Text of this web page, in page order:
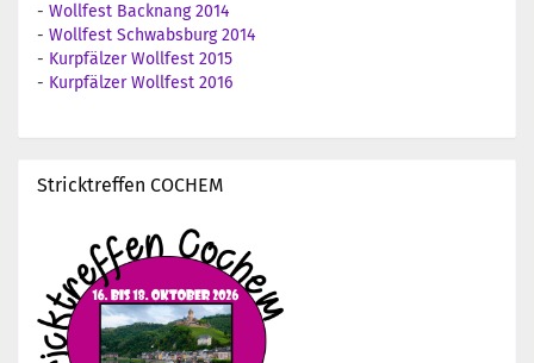
- Wollfest Backnang 2014
- Wollfest Schwabsburg 2014
- Kurpfälzer Wollfest 2015
- Kurpfälzer Wollfest 2016
Stricktreffen COCHEM